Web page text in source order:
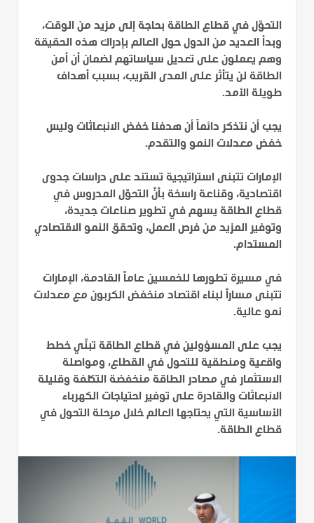
التحوّل في قطاع الطاقة بحاجة إلى مزيد من الوقت،
وبدأ العديد من الدول حول العالم بإدراك هذه الحقيقة
وهم يعملون على تعديل سياساتهم لضمان أن أمن
الطاقة لن يتأثر على المدى القريب، بسبب أهداف
طويلة الأمد.
يجب أن نتذكر دائماً أن هدفنا خفض الانبعاثات وليس
خفض معدلات النمو والتقدم.
الإمارات تتبنى استراتيجية تستند على دراسات جدوى
اقتصادية، وقناعة راسخة بأنّ التحوّل المدروس في
قطاع الطاقة يسهم في تطوير صناعات جديدة،
وتوفير المزيد من فرص العمل، وتحقق النمو الاقتصادي
المستدام.
في مسيرة تطورها للخمسين عاماً القادمة، الإمارات
تتبنى مساراً لبناء اقتصاد منخفض الكربون مع معدلات
نمو عالية.
يجب على المسؤولين في قطاع الطاقة تبنّي خطط
واقعية ومنطقية للتحول في القطاع، ومواصلة
الاستثمار في مصادر الطاقة منخفضة التكلفة وقليلة
الانبعاثات والقادرة على توفير احتياجات الكهرباء
الأساسية التي يحتاجها العالم خلال مرحلة التحول في
قطاع الطاقة.